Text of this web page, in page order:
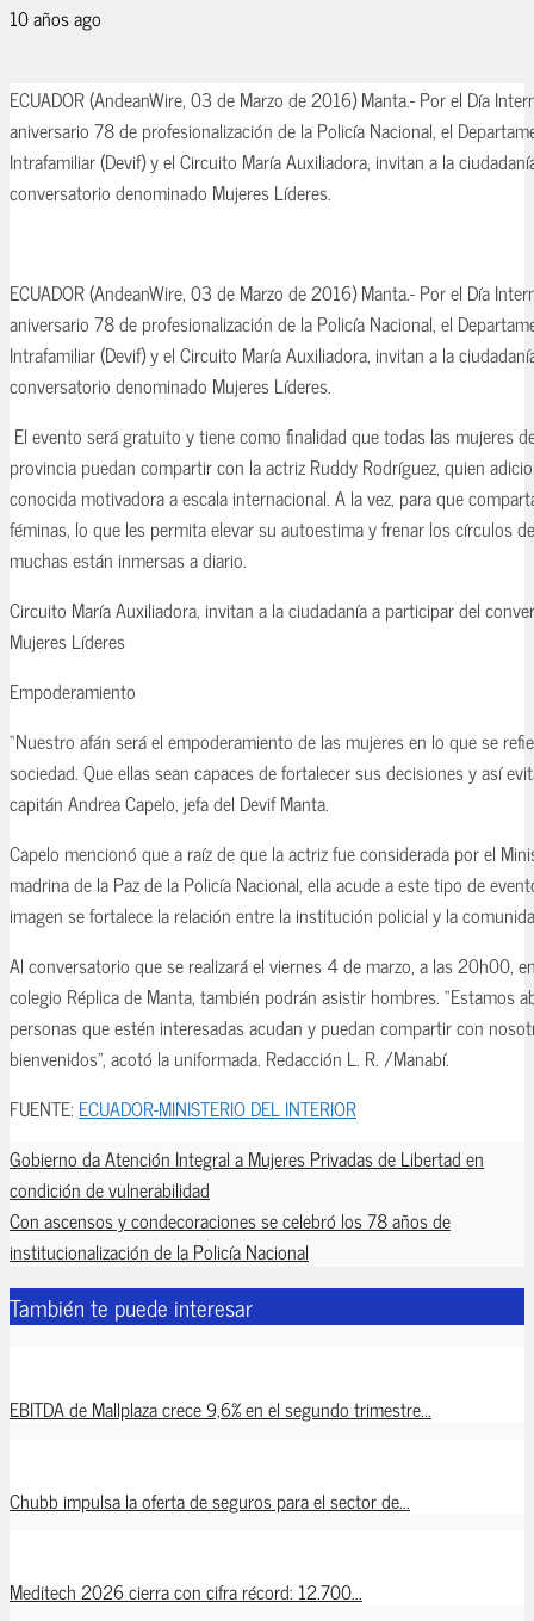
10 años ago
ECUADOR (AndeanWire, 03 de Marzo de 2016) Manta.- Por el Día
aniversario 78 de profesionalización de la Policía Nacional, el
Intrafamiliar (Devif) y el Circuito María Auxiliadora, invitan a la
conversatorio denominado Mujeres Líderes.
ECUADOR (AndeanWire, 03 de Marzo de 2016) Manta.- Por el Día
aniversario 78 de profesionalización de la Policía Nacional, el
Intrafamiliar (Devif) y el Circuito María Auxiliadora, invitan a la
conversatorio denominado Mujeres Líderes.
El evento será gratuito y tiene como finalidad que todas las mujeres
provincia puedan compartir con la actriz Ruddy Rodríguez, quien
conocida motivadora a escala internacional. A la vez, para que
féminas, lo que les permita elevar su autoestima y frenar los círculos
muchas están inmersas a diario.
Circuito María Auxiliadora, invitan a la ciudadanía a participar del
Mujeres Líderes
Empoderamiento
“Nuestro afán será el empoderamiento de las mujeres en lo que se
sociedad. Que ellas sean capaces de fortalecer sus decisiones y así
capitán Andrea Capelo, jefa del Devif Manta.
Capelo mencionó que a raíz de que la actriz fue considerada por el
madrina de la Paz de la Policía Nacional, ella acude a este tipo de
imagen se fortalece la relación entre la institución policial y la
Al conversatorio que se realizará el viernes 4 de marzo, a las 20h00,
colegio Réplica de Manta, también podrán asistir hombres. “Estamos
personas que estén interesadas acudan y puedan compartir con
bienvenidos”, acotó la uniformada. Redacción L. R. /Manabí.
FUENTE: ECUADOR-MINISTERIO DEL INTERIOR
Gobierno da Atención Integral a Mujeres Privadas de Libertad en
condición de vulnerabilidad
Con ascensos y condecoraciones se celebró los 78 años de
institucionalización de la Policía Nacional
También te puede interesar
EBITDA de Mallplaza crece 9,6% en el segundo trimestre...
Chubb impulsa la oferta de seguros para el sector de...
Meditech 2026 cierra con cifra récord: 12.700...